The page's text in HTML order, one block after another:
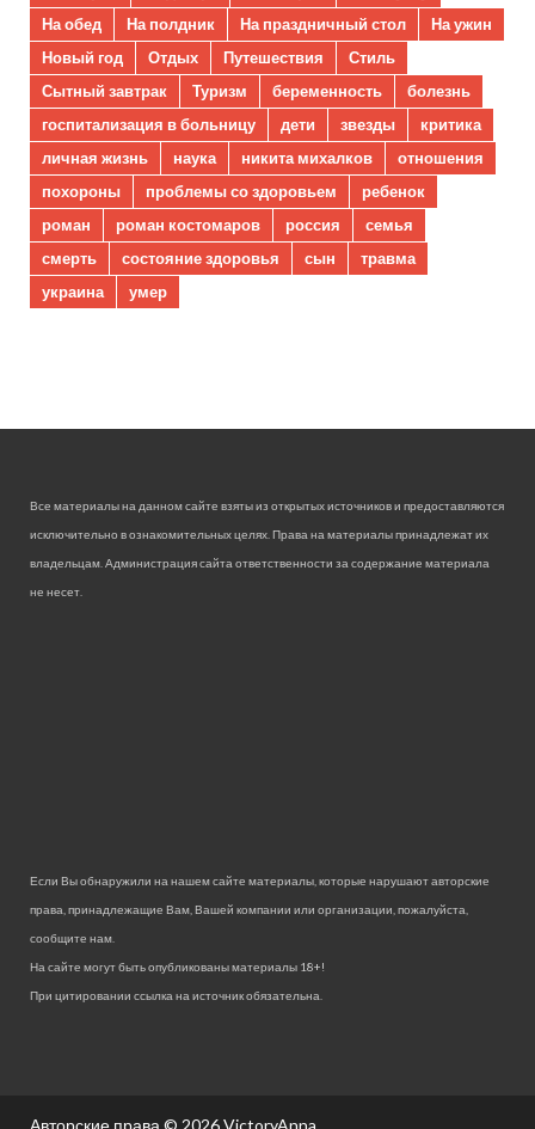
На обед
На полдник На праздничный стол
На ужин
Новый год
Отдых Путешествия
Стиль
Сытный завтрак
Туризм беременность
болезнь
госпитализация в больницу
дети звезды
критика
личная жизнь
наука никита михалков
отношения
похороны
проблемы со здоровьем
ребенок
роман
роман костомаров россия
семья
смерть
состояние здоровья сын
травма
украина
умер
Все материалы на данном сайте взяты из открытых источников и предоставляются
исключительно в ознакомительных целях. Права на материалы принадлежат их
владельцам. Администрация сайта ответственности за содержание материала
не несет.
Если Вы обнаружили на нашем сайте материалы, которые нарушают авторские
права, принадлежащие Вам, Вашей компании или организации, пожалуйста,
сообщите нам.
На сайте могут быть опубликованы материалы 18+!
При цитировании ссылка на источник обязательна.
Авторские права © 2026VictoryAnna.